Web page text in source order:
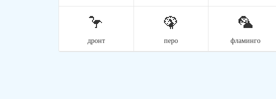
🦩
дронт
🦚
перо
🦜
фламинго